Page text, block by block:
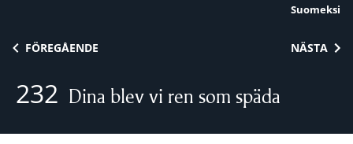
Suomeksi
FÖREGÅENDE NÄSTA
232 Dina blev vi ren som späda